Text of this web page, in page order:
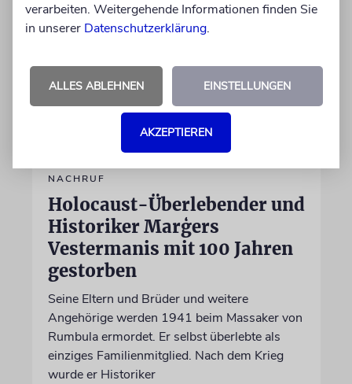
NACHRUF
Holocaust-Überlebender und
Historiker Marģers
Vestermanis mit 100 Jahren
gestorben
Seine Eltern und Brüder und weitere
Angehörige werden 1941 beim Massaker von
Rumbula ermordet. Er selbst überlebte als
einziges Familienmitglied. Nach dem Krieg
wurde er Historiker
verarbeiten. Weitergehende Informationen finden Sie
in unserer Datenschutzerklärung.
ALLES ABLEHNEN EINSTELLUNGEN
AKZEPTIEREN